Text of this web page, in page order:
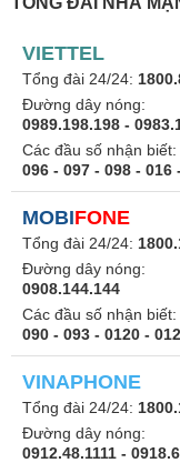
VIETTEL
Tổng đài 24/24:
Đường dây nóng:
0989.198.198 -
Các đầu số nhận biết:
096 - 097 - 098 - 016
MOBIFONE
Tổng đài 24/24:
Đường dây nóng:
0908.144.144
Các đầu số nhận biết:
090 - 093 - 0120 -
VINAPHONE
Tổng đài 24/24:
Đường dây nóng:
0912.48.1111 -